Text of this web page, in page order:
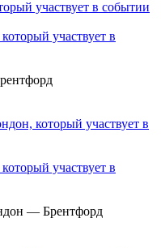
— Брентфорд